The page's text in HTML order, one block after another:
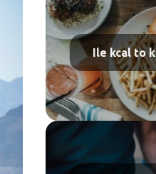
Ile kcal to